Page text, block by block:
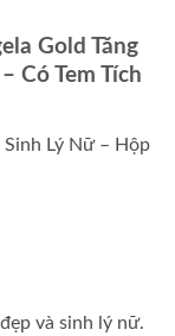
Gold Tăng
Có Tem Tích
Sinh Lý Nữ – Hộp
và sinh lý nữ.